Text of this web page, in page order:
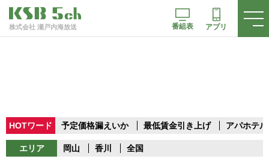
株式会社 瀬戸内海放送 番組表 アプリ
HOTワード 予定価格漏えいか 最低賃金引き上げ アパホテル
エリア 岡山 香川 全国